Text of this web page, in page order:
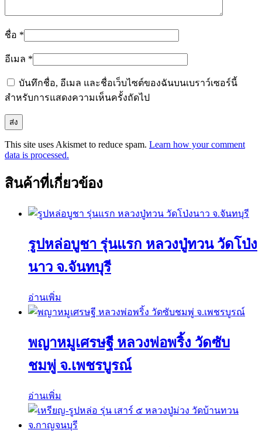
ชื่อ *
อีเมล *
บันทึกชื่อ, อีเมล และชื่อเว็บไซต์ของฉันบนเบราว์เซอร์นี้
สำหรับการแสดงความเห็นครั้งถัดไป
This site uses Akismet to reduce spam. Learn how your comment
data is processed.
สินค้าที่เกี่ยวข้อง
รูปหล่อบูชา รุ่นแรก หลวงปู่ทวน วัดโป่ง
นาว จ.จันทบุรี
อ่านเพิ่ม
พญาหมูเศรษฐี หลวงพ่อพริ้ง วัดซับ
ชมพู่ จ.เพชรบูรณ์
อ่านเพิ่ม